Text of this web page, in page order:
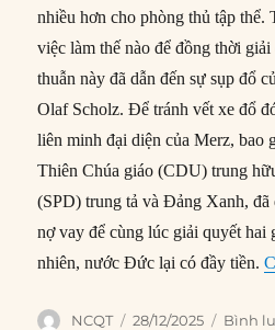
nhiều hơn cho phòng thủ tập thể.
việc làm thế nào để đồng thời
thuẫn này đã dẫn đến sự sụp đổ
Olaf Scholz. Để tránh vết xe đổ
liên minh đại diện của Merz, bao
Thiên Chúa giáo (CDU) trung
(SPD) trung tả và Đảng Xanh, đã
nợ vay để cùng lúc giải quyết hai
nhiên, nước Đức lại có đầy tiền.
Author
NCQT
Posted
28/12/2025 Bình